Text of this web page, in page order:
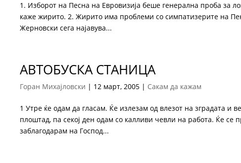
1. Изборот на Песна на Евровизија беше генерална проба за
каже жирито. 2. Жирито има проблеми со симпатизерите на
Жерновски сега најавува...
АВТОБУСКА СТАНИЦА
Горан Михајловски | 12 март, 2005 | Сакам да кажам
1 Утре ќе одам да гласам. Ќе излезам од влезот на зградата
плоштад, па секој ден одам со калливи чевли на работа. Ќе се
заблагодарам на Господ...